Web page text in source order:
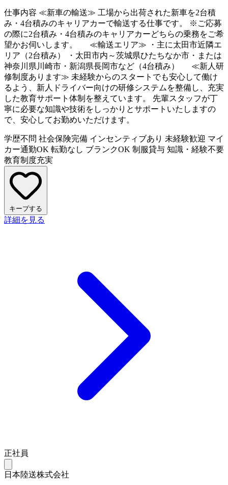
仕事内容 ≪新車の輸送≫ 工場から出荷された新車を2台積
み・4台積みのキャリアカーで輸送する仕事です。 ※ご応募
の際に2台積み・4台積みのキャリアカーどちらの乗務をご希
望かお伺いします。 ≪輸送エリア≫ ・主に太田市近隣エ
リア（2台積み） ・太田市内～茨城県ひたちなか市・または
神奈川県川崎市・新潟県長岡市など（4台積み） ≪新人研
修制度あります≫ 未経験からのスタートでも安心して働け
るよう、新人ドライバー向けの研修システムを整備し、充実
した教育サポート体制を整えています。 先輩スタッフが丁
寧に必要な知識や技術をしっかりとサポートいたしますの
で、安心してお勤めいただけます。
学歴不問 社会保険完備 インセンティブあり 未経験歓迎 マイ
カー通勤OK 転勤なし ブランクOK 制服貸与 知識・経験不要
教育制度充実
キープする
詳細を見る
正社員
日本陸送株式会社